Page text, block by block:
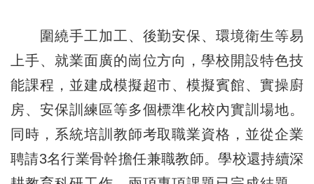
圍繞手工加工、後勤安保、環境衛生等易
上手、就業面廣的崗位方向，學校開設特色技
能課程，並建成模擬超市、模擬賓館、實操廚
房、安保訓練區等多個標準化校內實訓場地。
同時，系統培訓教師考取職業資格，並從企業
聘請3名行業骨幹擔任兼職教師。學校還持續深